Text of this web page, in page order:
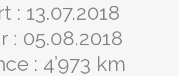
: 13.07.2018
: 05.08.2018
: 4’973 km